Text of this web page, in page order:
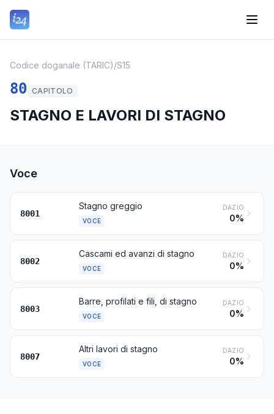
Codice doganale (TARIC)/S15
80 CAPITOLO
STAGNO E LAVORI DI STAGNO
Voce
8001
Stagno greggio
VOCE
DAZIO
0%
8002
Cascami ed avanzi di stagno
VOCE
DAZIO
0%
8003
Barre, profilati e fili, di stagno
VOCE
DAZIO
0%
8007
Altri lavori di stagno
VOCE
DAZIO
0%